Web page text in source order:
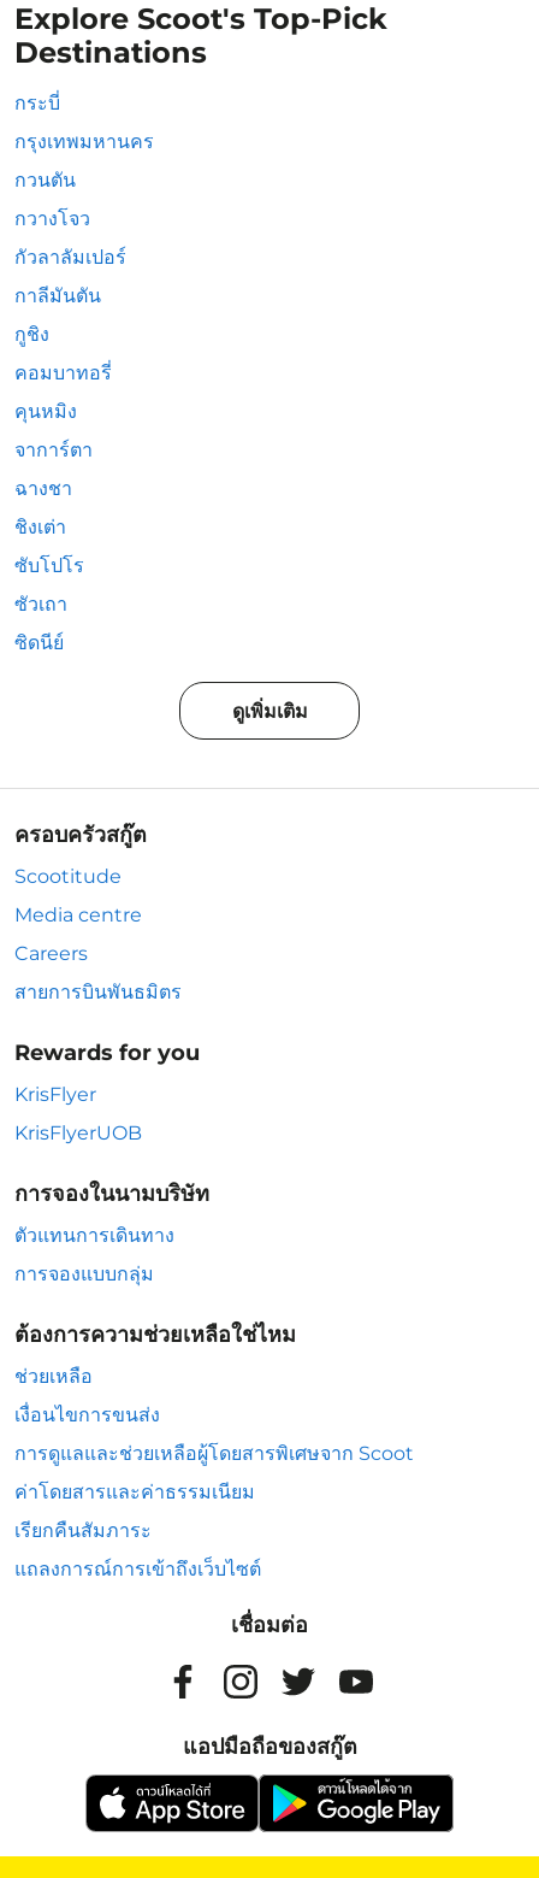
Explore Scoot's Top-Pick
Destinations
กระบี่
กรุงเทพมหานคร
กวนตัน
กวางโจว
กัวลาลัมเปอร์
กาลีมันตัน
กูชิง
คอมบาทอรี่
คุนหมิง
จาการ์ตา
ฉางชา
ชิงเต่า
ซับโปโร
ซัวเถา
ซิดนีย์
ดูเพิ่มเติม
ครอบครัวสกู๊ต
Scootitude
Media centre
Careers
สายการบินพันธมิตร
Rewards for you
KrisFlyer
KrisFlyerUOB
การจองในนามบริษัท
ตัวแทนการเดินทาง
การจองแบบกลุ่ม
ต้องการความช่วยเหลือใช่ไหม
ช่วยเหลือ
เงื่อนไขการขนส่ง
การดูแลและช่วยเหลือผู้โดยสารพิเศษจาก Scoot
ค่าโดยสารและค่าธรรมเนียม
เรียกคืนสัมภาระ
แถลงการณ์การเข้าถึงเว็บไซต์
เชื่อมต่อ
แอปมือถือของสกู๊ต